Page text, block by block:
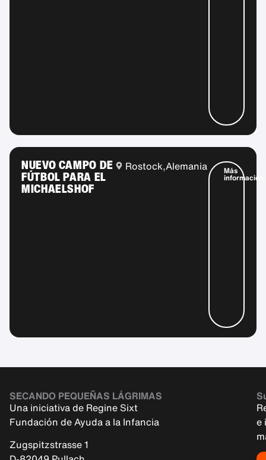
NUEVO CAMPO DE
FÚTBOL PARA EL
MICHAELSHOF
Rostock,Alemania Más
información
SECANDO PEQUEÑAS LÁGRIMAS
Una iniciativa de Regine Sixt
Fundación de Ayuda a la Infancia
Zugspitzstrasse 1
e